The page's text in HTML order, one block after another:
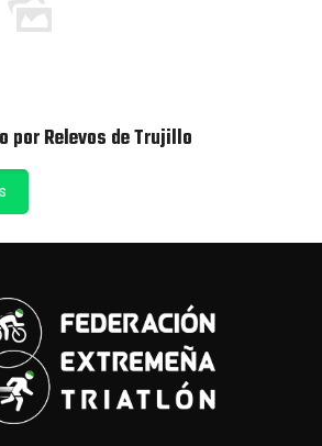
por Relevos de Trujillo